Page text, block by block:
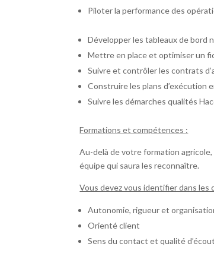
Piloter la performance des
Développer les tableaux de bord
Mettre en place et optimiser un
Suivre et contrôler les contrats
Construire les plans d’exécution
Suivre les démarches qualités
Formations et compétences :
Au-delà de votre formation
équipe qui saura les reconnaître.
Vous devez vous identifier dans les
Autonomie, rigueur et
Orienté client
Sens du contact et qualité